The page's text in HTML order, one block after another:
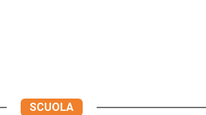
SCUOLA